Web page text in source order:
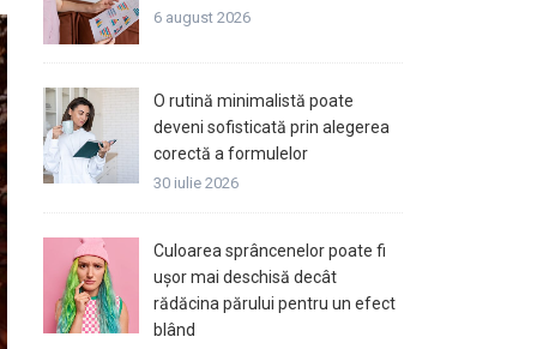
6 august 2026
O rutină minimalistă poate
deveni sofisticată prin alegerea
corectă a formulelor
30 iulie 2026
Culoarea sprâncenelor poate fi
ușor mai deschisă decât
rădăcina părului pentru un efect
blând